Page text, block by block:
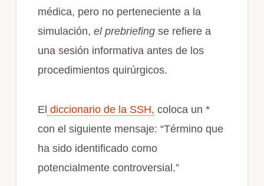
médica, pero no perteneciente a la
simulación, el prebriefing se refiere a
una sesión informativa antes de los
procedimientos quirúrgicos.
El diccionario de la SSH, coloca un *
con el siguiente mensaje: “Término que
ha sido identificado como
potencialmente controversial.”